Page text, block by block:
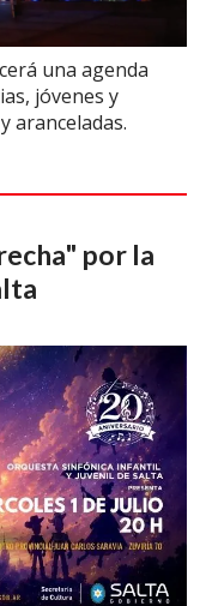
una agenda
jóvenes y
aranceladas.
por la